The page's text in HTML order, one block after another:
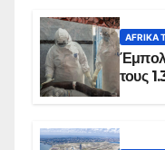
AFRIKA
τους